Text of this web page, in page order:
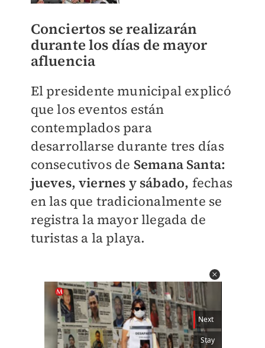
Conciertos se realizarán
durante los días de mayor
afluencia
El presidente municipal explicó
que los eventos están
contemplados para
desarrollarse durante tres días
consecutivos de Semana Santa:
jueves, viernes y sábado, fechas
en las que tradicionalmente se
registra la mayor llegada de
turistas a la playa.